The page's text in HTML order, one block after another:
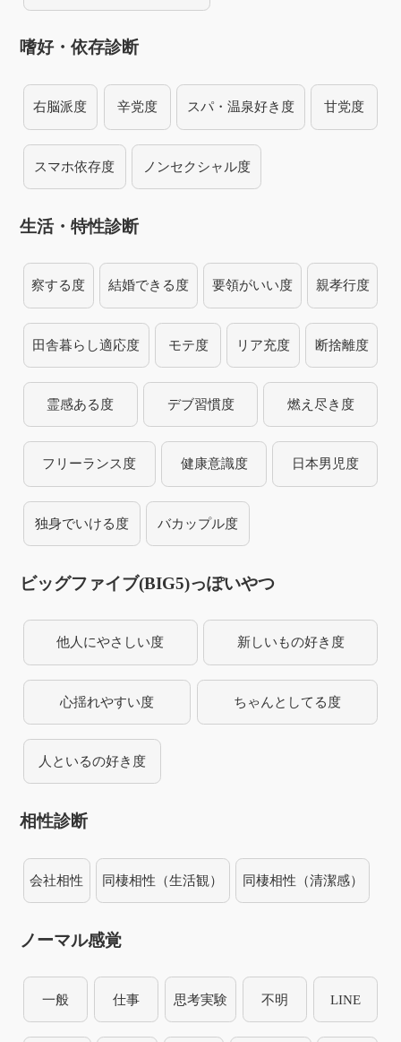
嗜好・依存診断
右脳派度 辛党度 スパ・温泉好き度 甘党度
スマホ依存度 ノンセクシャル度
生活・特性診断
察する度 結婚できる度 要領がいい度 親孝行度
田舎暮らし適応度 モテ度 リア充度 断捨離度
霊感ある度 デブ習慣度 燃え尽き度
フリーランス度 健康意識度 日本男児度
独身でいける度 バカップル度
ビッグファイブ(BIG5)っぽいやつ
他人にやさしい度 新しいもの好き度
心揺れやすい度 ちゃんとしてる度
人といるの好き度
相性診断
会社相性 同棲相性（生活観） 同棲相性（清潔感）
ノーマル感覚
一般 仕事 思考実験 不明 LINE